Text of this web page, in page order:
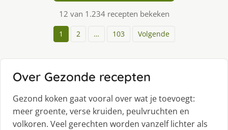
12 van 1.234 recepten bekeken
1 2 … 103 Volgende
Over Gezonde recepten
Gezond koken gaat vooral over wat je toevoegt:
meer groente, verse kruiden, peulvruchten en
volkoren. Veel gerechten worden vanzelf lichter als